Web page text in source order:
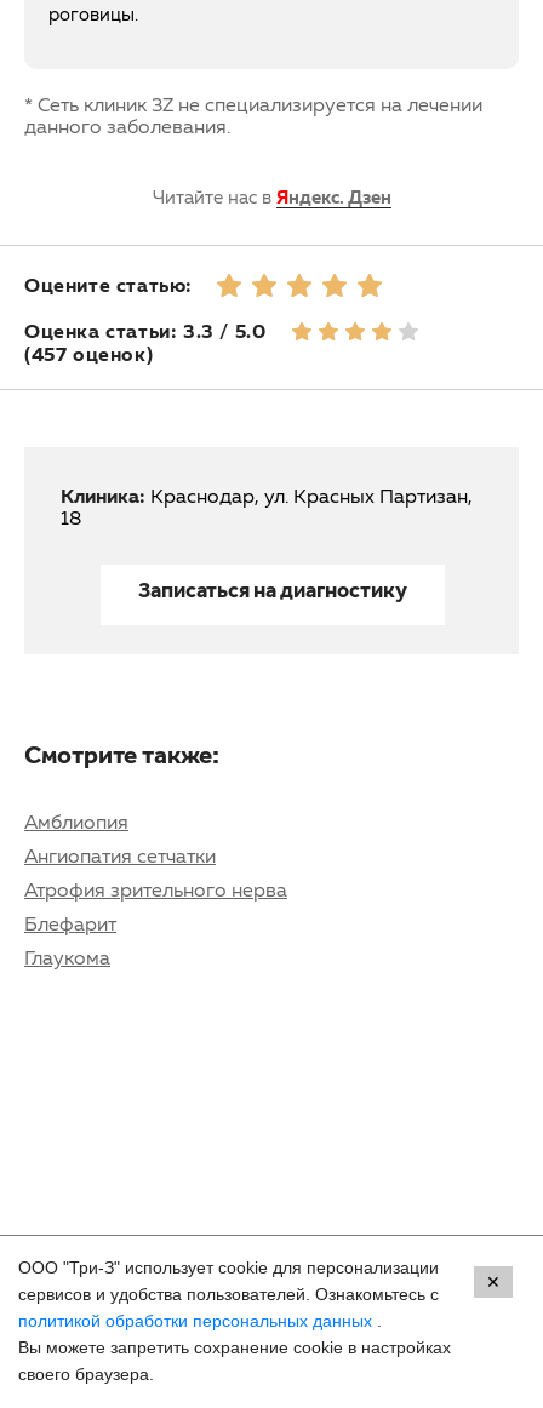
Задать вопрос
роговицы.
* Сеть клиник 3Z не специализируется на лечении
данного заболевания.
Читайте нас в Яндекс. Дзен
Оцените статью:
Оценка статьи: 3.3 / 5.0
(457 оценок)
Клиника: Краснодар, ул. Красных Партизан,
18
Записаться на диагностику
Смотрите также:
Амблиопия
Ангиопатия сетчатки
Атрофия зрительного нерва
Блефарит
Глаукома
Контакты
Краснодар, ул. Красных Партизан, 18
8 (800) 250-33-30
ООО "Три-З" использует cookie для персонализации
сервисов и удобства пользователей. Ознакомьтесь с
политикой обработки персональных данных
Вы можете запретить сохранение cookie в настройках
своего браузера.
✕